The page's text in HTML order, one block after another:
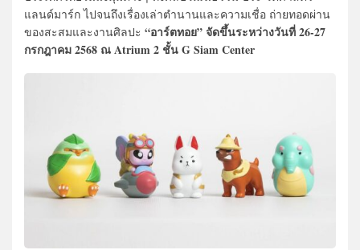
แลนด์มาร์ก ไปจนถึงเรื่องเล่าตำนานและความเชื่อ ถ่ายทอดผ่าน
ของสะสมและงานศิลปะ “อาร์ตทอย”จัดขึ้นระหว่างวันที่ 26-27
กรกฎาคม 2568 ณ Atrium 2 ชั้น G Siam Center